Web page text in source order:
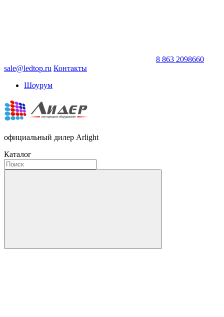
8 863 2098660
sale@ledtop.ru Контакты
Шоурум
официальный дилер Arlight
Каталог